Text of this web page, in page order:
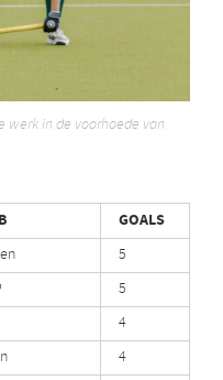
werk in de voorhoede van
GOALS
5
5
4
4